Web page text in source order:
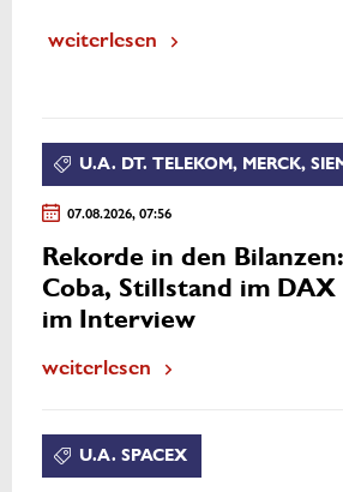
weiterlesen
U.A. DT. TELEKOM, MERCK,
07.08.2026, 07:56
Rekorde in den
Coba, Stillstand im
im Interview
weiterlesen
U.A. SPACEX